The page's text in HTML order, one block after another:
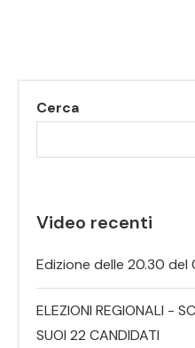
Cerca
Video recenti
Edizione delle 20.30
ELEZIONI REGIONALI -
SUOI 22 CANDIDATI